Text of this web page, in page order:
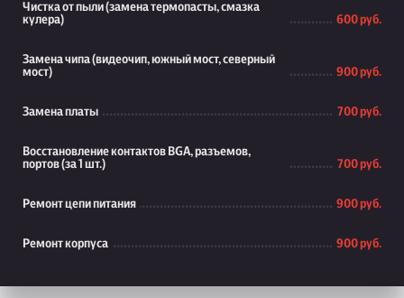
Чистка от пыли (замена термопасты, смазка
кулера)
600 руб.
Замена чипа (видеочип, южный мост, северный
мост)
900 руб.
Замена платы 700 руб.
Восстановление контактов BGA, разъемов,
портов (за 1 шт.)
700 руб.
Ремонт цепи питания 900 руб.
Ремонт корпуса 900 руб.